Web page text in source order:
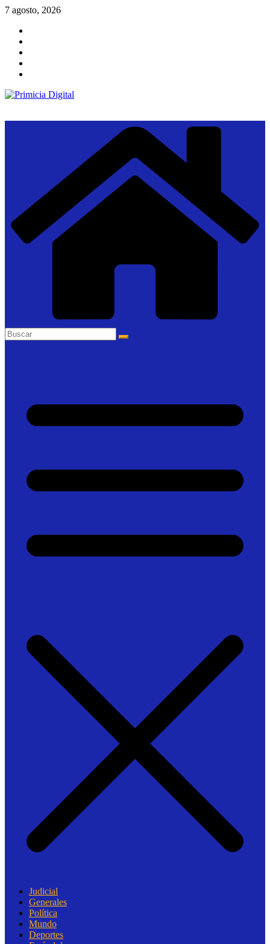
Saltar
contenido
7 agosto, 2026
Judicial
Generales
Política
Mundo
Deportes